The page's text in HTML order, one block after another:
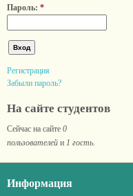
Пароль: *
Регистрация
Забыли пароль?
На сайте студентов
Сейчас на сайте 0
пользователей и 1 гость
Информация